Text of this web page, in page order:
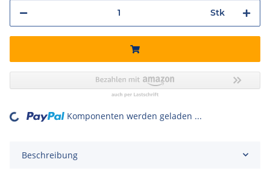
Stk
Loading... Komponenten werden geladen ...
Beschreibung